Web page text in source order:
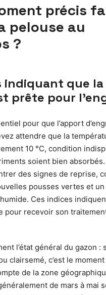
précis
pelouse au
?
indiquant que la
prête pour
pour que l’apport
attendre que la
10 °C, condition
soient bien absorbés.
des signes de reprise,
pousses vertes et un
Ces indices
pour recevoir son
l’état général du gazon :
clairsemé, c’est le
de la zone
de mars à mai